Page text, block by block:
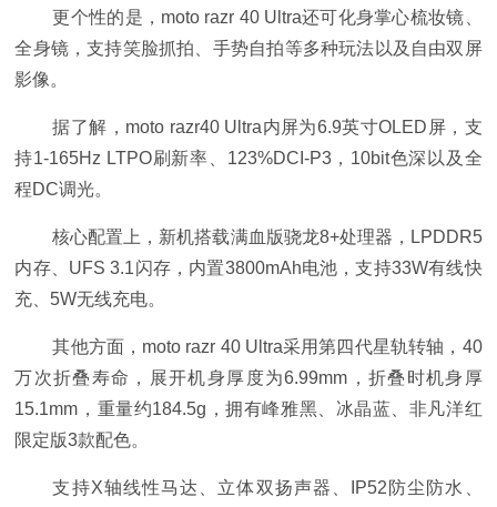
更个性的是，moto razr 40 Ultra还可化身掌心梳妆镜、
全身镜，支持笑脸抓拍、手势自拍等多种玩法以及自由双屏
影像。
据了解，moto razr40 Ultra内屏为6.9英寸OLED屏，支
持1-165Hz LTPO刷新率、123%DCI-P3，10bit色深以及全
程DC调光。
核心配置上，新机搭载满血版骁龙8+处理器，LPDDR5
内存、UFS 3.1闪存，内置3800mAh电池，支持33W有线快
充、5W无线充电。
其他方面，moto razr 40 Ultra采用第四代星轨转轴，40
万次折叠寿命，展开机身厚度为6.99mm，折叠时机身厚
15.1mm，重量约184.5g，拥有峰雅黑、冰晶蓝、非凡洋红
限定版3款配色。
支持X轴线性马达、立体双扬声器、IP52防尘防水、